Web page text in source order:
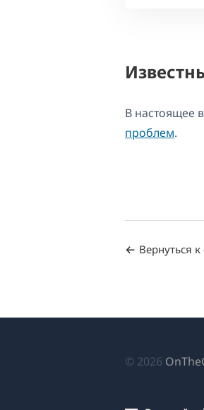
В настоящее
проблем.
Вернуться
© 2026